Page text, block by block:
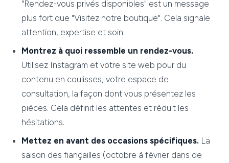
"Rendez-vous privés disponibles" est un message
plus fort que "Visitez notre boutique". Cela signale
attention, expertise et soin.
Montrez à quoi ressemble un rendez-vous.
Utilisez Instagram et votre site web pour du
contenu en coulisses, votre espace de
consultation, la façon dont vous présentez les
pièces. Cela définit les attentes et réduit les
hésitations.
Mettez en avant des occasions spécifiques. La
saison des fiançailles (octobre à février dans de